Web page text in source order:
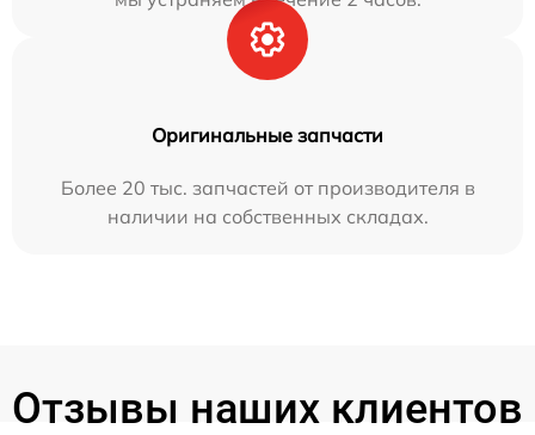
Оригинальные запчасти
Более 20 тыс. запчастей от производителя в
наличии на собственных складах.
Отзывы наших клиентов